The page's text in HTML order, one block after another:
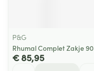
P&G
Rhumal Complet Zakje 90
€ 85,95